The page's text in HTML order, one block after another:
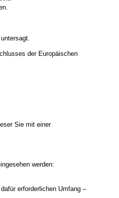
der Europäischen
Sie mit einer
werden:
erforderlichen Umfang –